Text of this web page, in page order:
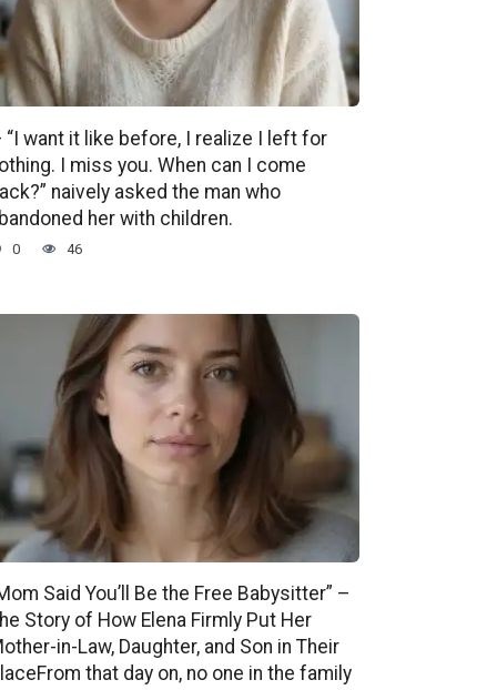
“I want it like before, I realize I left for
I miss you. When can I come
naively asked the man who
her with children.
0 46
Said You’ll Be the Free Babysitter” –
Story of How Elena Firmly Put Her
in-Law, Daughter, and Son in Their
that day on, no one in the family